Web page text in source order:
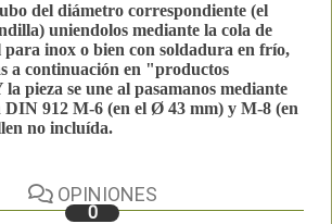
del diámetro correspondiente (el
uniendolos mediante la cola de
para inox o bien con soldadura en frío,
a continuación en "productos
la pieza se une al pasamanos mediante
DIN 912 M-6 (en el Ø 43 mm) y M-8 (en
no incluída.
OPINIONES
0